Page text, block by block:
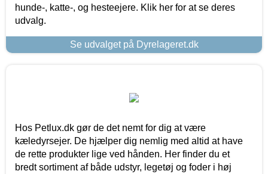
hunde-, katte-, og hesteejere. Klik her for at se deres
udvalg.
Se udvalget på Dyrelageret.dk
Hos Petlux.dk gør de det nemt for dig at være
kæledyrsejer. De hjælper dig nemlig med altid at have
de rette produkter lige ved hånden. Her finder du et
bredt sortiment af både udstyr, legetøj og foder i høj